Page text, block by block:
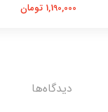
1,190,000 تومان
دیدگاه‌ها